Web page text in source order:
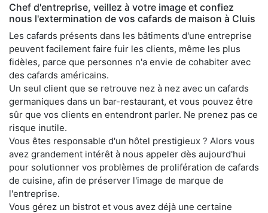
Chef d'entreprise, veillez à votre image et confiez
nous l'extermination de vos cafards de maison à Cluis
Les cafards présents dans les bâtiments d'une entreprise
peuvent facilement faire fuir les clients, même les plus
fidèles, parce que personnes n'a envie de cohabiter avec
des cafards américains.
Un seul client que se retrouve nez à nez avec un cafards
germaniques dans un bar-restaurant, et vous pouvez être
sûr que vos clients en entendront parler. Ne prenez pas ce
risque inutile.
Vous êtes responsable d'un hôtel prestigieux ? Alors vous
avez grandement intérêt à nous appeler dès aujourd'hui
pour solutionner vos problèmes de prolifération de cafards
de cuisine, afin de préserver l'image de marque de
l'entreprise.
Vous gérez un bistrot et vous avez déjà une certaine